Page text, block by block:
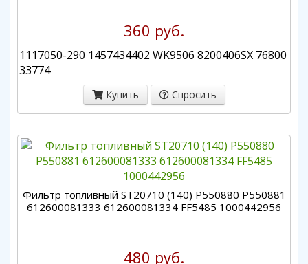
360 руб.
1117050-290 1457434402 WK9506 8200406SX 76800
33774
Купить Спросить
Фильтр топливный ST20710 (140) P550880 P550881
612600081333 612600081334 FF5485 1000442956
480 руб.